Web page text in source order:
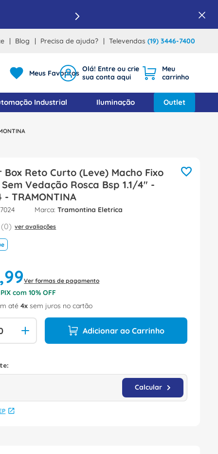
Blog Precisa de ajuda? Televendas (19) 3446-7400
Meus Favoritos
Industrial Iluminação Outlet
Box Reto Curto (Leve) Macho Fixo
Vedação Rosca Bsp 1.1/4" -
- TRAMONTINA
Tramontina Eletrica
(0) ver avaliações
,99Ver formas de pagamento
com10% OFF
até4 sem juros no cartão
Adicionar ao Carrinho